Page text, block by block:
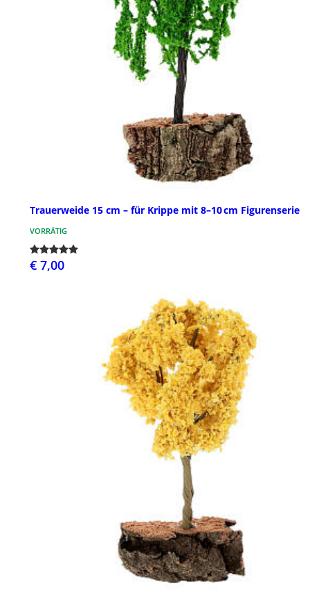
Trauerweide 15 cm – für Krippe mit 8–10 cm Figurenserie
VORRÄTIG
€ 7,00